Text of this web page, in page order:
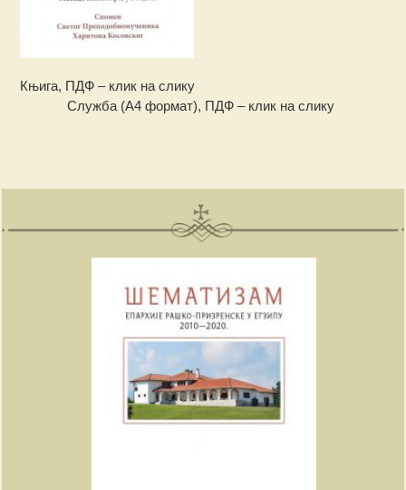
Књига, ПДФ – клик на слику
Служба (А4 формат), ПДФ – клик на слику